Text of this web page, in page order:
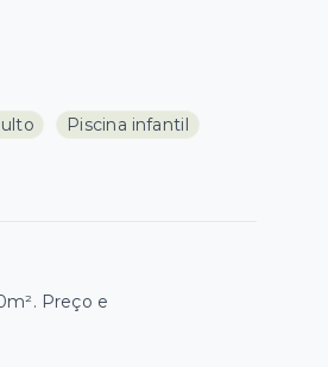
Piscina infantil
Preço e